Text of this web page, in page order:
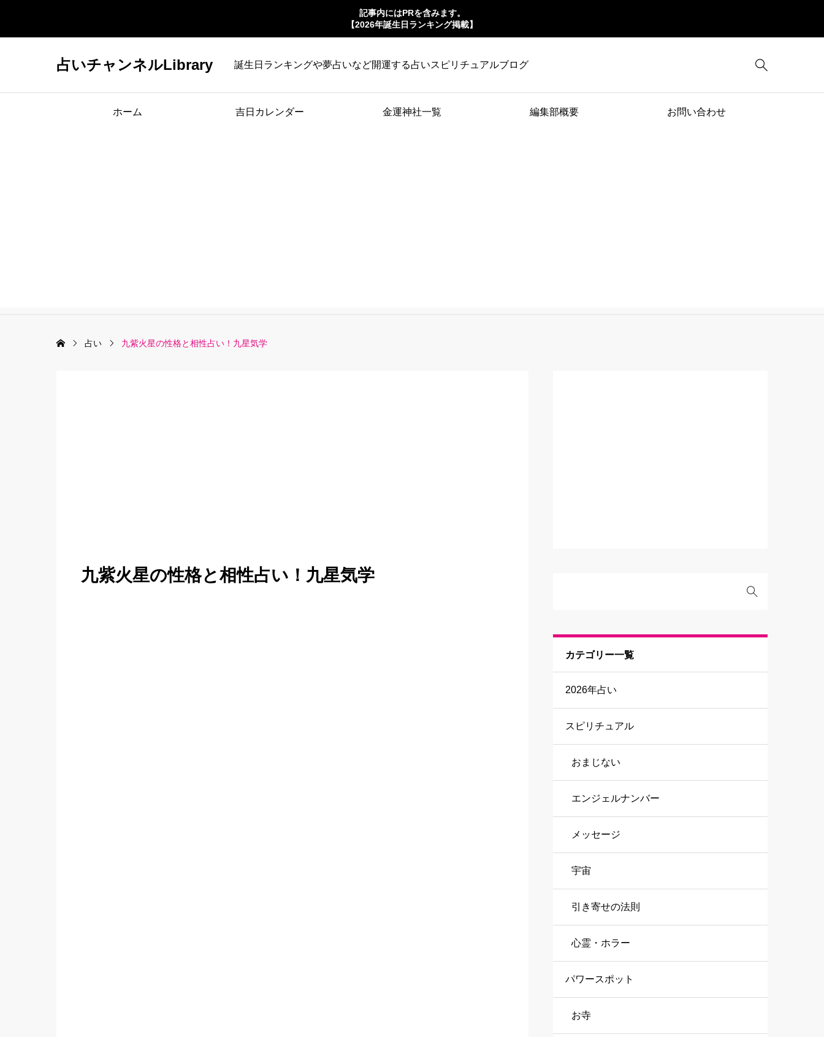
記事内にはPRを含みます。
【2026年誕生日ランキング掲載】
占いチャンネルLibrary 誕生日ランキングや夢占いなど開運する占いスピリチュアルブログ 
ホーム 吉日カレンダー 金運神社一覧 編集部概要 お問い合わせ
占い 九紫火星の性格と相性占い！九星気学
九紫火星の性格と相性占い！九星気学
カテゴリー一覧
2026年占い
スピリチュアル
おまじない
エンジェルナンバー
メッセージ
宇宙
引き寄せの法則
心霊・ホラー
パワースポット
お寺